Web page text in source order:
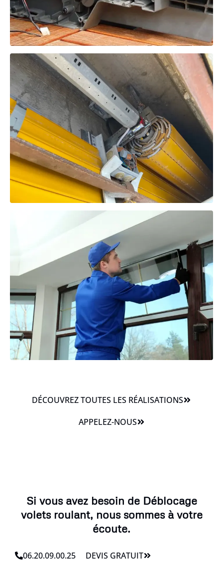
DÉCOUVREZ TOUTES LES RÉALISATIONS
APPELEZ-NOUS
Si vous avez besoin de Déblocage
volets roulant, nous sommes à votre
écoute.
06.20.09.00.25 DEVIS GRATUIT